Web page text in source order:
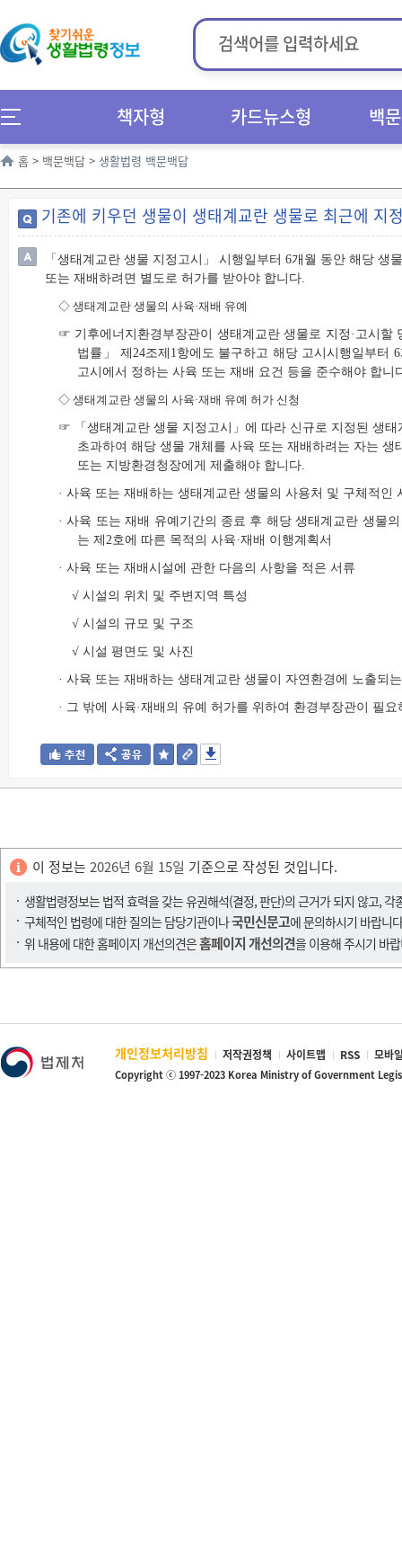
책자형 카드뉴스형 백
홈 > 백문백답 > 생활법령 백문백답
기존에 키우던 생물이 생태계교란 생물로 최근에 지
「생태계교란 생물 지정고시」 시행일부터 6개월 동안 해당
또는 재배하려면 별도로 허가를 받아야 합니다.
◇ 생태계교란 생물의 사육·재배 유예
☞ 기후에너지환경부장관이 생태계교란 생물로 지정·고시
법률」 제24조제1항에도 불구하고 해당 고시시행일부
고시에서 정하는 사육 또는 재배 요건 등을 준수해야 합니
◇ 생태계교란 생물의 사육·재배 유예 허가 신청
☞ 「생태계교란 생물 지정고시」에 따라 신규로 지정된 생
초과하여 해당 생물 개체를 사육 또는 재배하려는 자는
또는 지방환경청장에게 제출해야 합니다.
· 사육 또는 재배하는 생태계교란 생물의 사용처 및 구체적인
· 사육 또는 재배 유예기간의 종료 후 해당 생태계교란 생물
는 제2호에 따른 목적의 사육·재배 이행계획서
· 사육 또는 재배시설에 관한 다음의 사항을 적은 서류
√ 시설의 위치 및 주변지역 특성
√ 시설의 규모 및 구조
√ 시설 평면도 및 사진
· 사육 또는 재배하는 생태계교란 생물이 자연환경에 노출되
· 그 밖에 사육·재배의 유예 허가를 위하여 환경부장관이 필
이 정보는 2026년 6월 15일 기준으로 작성된 것입니다.
생활법령정보는 법적 효력을 갖는 유권해석(결정, 판단)의 근거가 되지 않고,
구체적인 법령에 대한 질의는 담당기관이나국민신문고에 문의하시기 바랍니
위 내용에 대한 홈페이지 개선의견은홈페이지 개선의견을 이용해 주시기 바
개인정보처리방침 저작권정책 사이트맵 RSS 모바
Copyright ⓒ 1997-2023 Korea Ministry of Government